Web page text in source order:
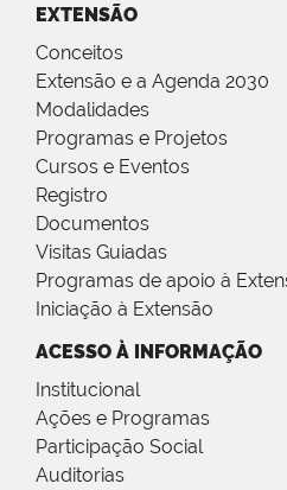
EXTENSÃO
Conceitos
Extensão e a Agenda 2030
Modalidades
Programas e Projetos
Cursos e Eventos
Registro
Documentos
Visitas Guiadas
Programas de apoio à
Iniciação à Extensão
ACESSO À INFORMAÇÃO
Institucional
Ações e Programas
Participação Social
Auditorias